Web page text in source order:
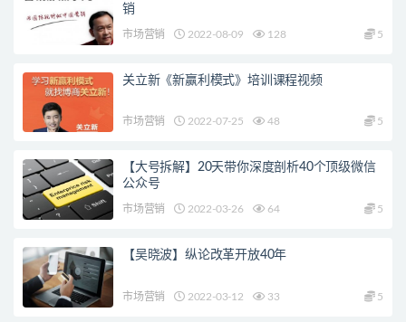
销
市场营销 2022-08-09 128 5
关立新《新赢利模式》培训课程视频
市场营销 2022-07-25 48 5
【大号拆解】20天带你深度剖析40个顶级微信
公众号
市场营销 2022-03-26 64 5
【吴晓波】纵论改革开放40年
市场营销 2022-03-12 33 5